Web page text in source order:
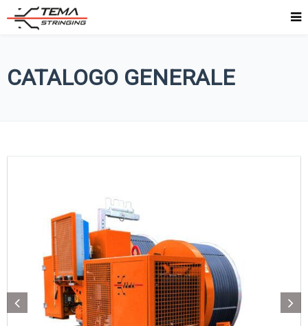
CATALOGO GENERALE